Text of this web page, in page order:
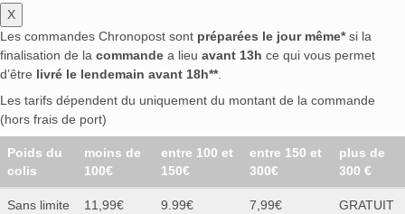
X
Les commandes Chronopost sont préparées le jour même*si la
finalisation de la commande a lieu avant 13h ce qui vous permet
d’être livré le lendemain avant 18h**.
Les tarifs dépendent du uniquement du montant de la commande
(hors frais de port)
Poids du
colis
moins de
100€
entre 100 et
150€
entre 150 et
300€
plus de
300 €
Sans limite 11,99€ 9.99€ 7,99€ GRATUIT